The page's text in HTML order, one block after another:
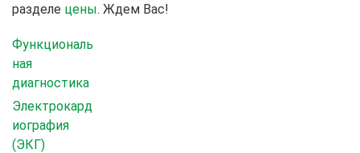
разделе цены. Ждем Вас!
Функциональ
ная
диагностика
Электрокард
иография
(ЭКГ)